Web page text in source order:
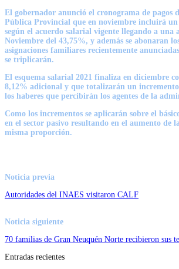
El gobernador anunció el cronograma de pagos
Pública Provincial que en noviembre incluirá
según el acuerdo salarial vigente llegando a una
Noviembre del 43,75%, y además se abonaran
asignaciones familiares recientemente
se triplicarán.
El esquema salarial 2021 finaliza en diciembre
8,12% adicional y que totalizarán un
los haberes que percibirán los agentes de la
Como los incrementos se aplicarán sobre el
en el sector pasivo resultando en el aumento de
misma proporción.
Noticia previa
Autoridades del INAES visitaron CALF
Noticia siguiente
70 familias de Gran Neuquén Norte recibieron sus
Entradas recientes